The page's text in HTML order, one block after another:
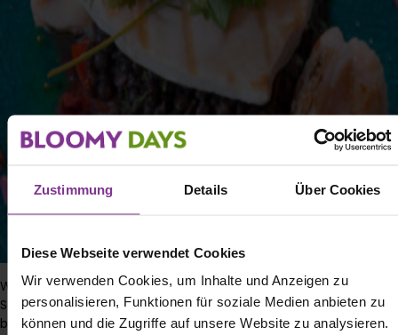
Zustimmung Details Über Cookies
Diese Webseite verwendet Cookies
Wir verwenden Cookies, um Inhalte und Anzeigen zu
personalisieren, Funktionen für soziale Medien anbieten zu
können und die Zugriffe auf unsere Website zu analysieren.
Wir sind begeistert und empfehlen creme guides gerne weiter.
Schauen Sie doch mal vorbei und holen Sie sich ganz
besondere Insider-Tipps! Vielleicht entdecken Sie ja sogar noch